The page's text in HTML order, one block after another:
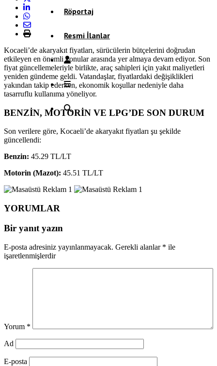
Röportaj
Resmi İlanlar
Kocaeli’de akaryakıt fiyatları, sürücülerin bütçelerini doğrudan
etkileyen en önemli konular arasında yer almaya devam ediyor. Son
fiyat güncellemeleriyle birlikte, araç sahipleri için yakıt maliyetleri
yeniden gündeme geldi. Vatandaşlar, fiyatlardaki değişiklikleri
yakından takip ederken, ekonomik koşullar nedeniyle daha
tasarruflu kullanıma yöneliyor.
BENZİN, MOTORİN VE LPG’DE SON DURUM
Son verilere göre, Kocaeli’de akaryakıt fiyatları şu şekilde
güncellendi:
Benzin: 45.29 TL/LT
Motorin (Mazot): 45.51 TL/LT
YORUMLAR
Bir yanıt yazın
E-posta adresiniz yayınlanmayacak. Gerekli alanlar * ile
işaretlenmişlerdir
Yorum *
Ad
E-posta